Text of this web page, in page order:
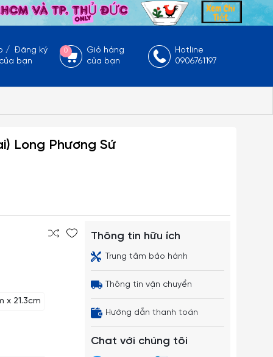
/Đăng ký
bạn
0
Giỏ hàng
của bạn
Hotline
0906761197
Long Phương Sứ
x 21.3cm
Thông tin hữu ích
Trung tâm bảo hành
Thông tin vận chuyển
Hướng dẫn thanh toán
Chat với chúng tôi